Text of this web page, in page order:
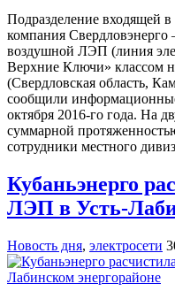
Подразделение входящей
компания
воздушной ЛЭП (линия
Верхние Ключи» классом
(Свердловская область,
сообщили
октября 2016-го года. На
суммарной
сотрудники местного
Кубаньэнерго
ЛЭП в Усть-
Новость дня, электросети